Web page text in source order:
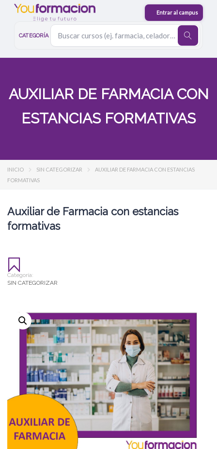
CATEGORÍA
AUXILIAR DE FARMACIA CON
ESTANCIAS FORMATIVAS
INICIO SIN CATEGORIZAR
AUXILIAR DE FARMACIA CON ESTANCIAS
FORMATIVAS
Auxiliar de Farmacia con estancias
formativas
Categoría:
SIN CATEGORIZAR